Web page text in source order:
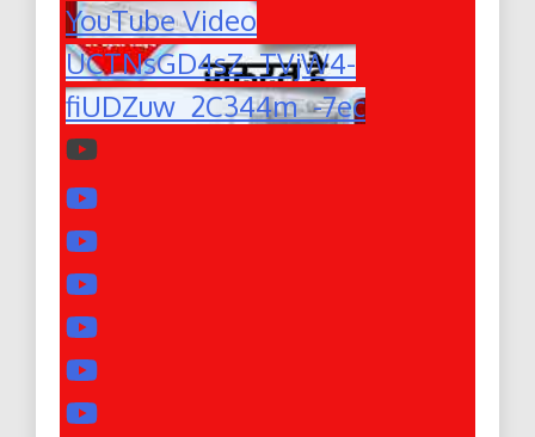
YouTube Video
UCTNsGD4sZ_TVjW4-
fiUDZuw_2C344m_-7ec